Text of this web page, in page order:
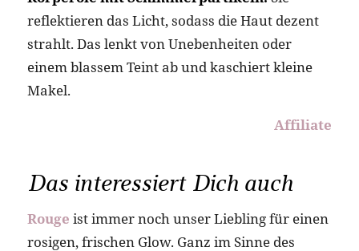
reflektieren das Licht, sodass die Haut dezent
strahlt. Das lenkt von Unebenheiten oder
einem blassem Teint ab und kaschiert kleine
Makel.
Affiliate
Das interessiert Dich auch
Rouge ist immer noch unser Liebling für einen
rosigen, frischen Glow. Ganz im Sinne des